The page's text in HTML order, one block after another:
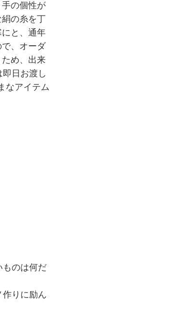
の個性が
の糸を丁
と、通年
、オーダ
め、出来
日お渡し
なアイテム
ものは何だ
作りに励ん